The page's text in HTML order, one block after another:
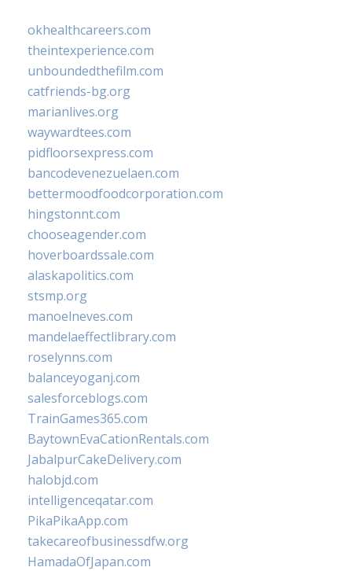
okhealthcareers.com
theintexperience.com
unboundedthefilm.com
catfriends-bg.org
marianlives.org
waywardtees.com
pidfloorsexpress.com
bancodevenezuelaen.com
bettermoodfoodcorporation.com
hingstonnt.com
chooseagender.com
hoverboardssale.com
alaskapolitics.com
stsmp.org
manoelneves.com
mandelaeffectlibrary.com
roselynns.com
balanceyoganj.com
salesforceblogs.com
TrainGames365.com
BaytownEvaCationRentals.com
JabalpurCakeDelivery.com
halobjd.com
intelligenceqatar.com
PikaPikaApp.com
takecareofbusinessdfw.org
HamadaOfJapan.com